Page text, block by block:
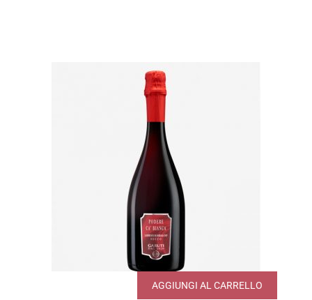
AGGIUNGI AL CARRELLO